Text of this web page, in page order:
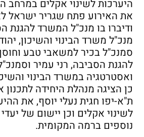
היערכות לשינוי אקלים במרחב
את האירוע פתח שגריר ישראל
ודיברו בו מנכ"ל המשרד להגנת
מנכ"ל משרד הבינוי והשיכון,
סמנכ"ל בכיר למשאבי טבע
להגנת הסביבה, רני עמיר
ואסטרטגיה במשרד הבינוי
כן הציגה מנהלת היחידה לתכנון
ת"א-יפו חגית נעלי יוסף, את
לשינוי אקלים וכן יישום של
נוספים ברמה המקומית.